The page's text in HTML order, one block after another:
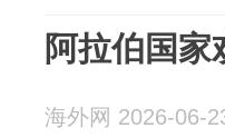
阿拉伯国
海外网 2026-06-